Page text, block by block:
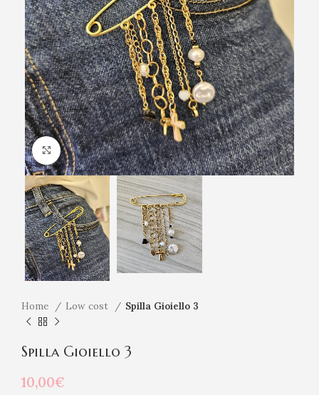
Click to enlarge
Home Low cost Spilla Gioiello 3
Spilla Gioiello 3
10,00€